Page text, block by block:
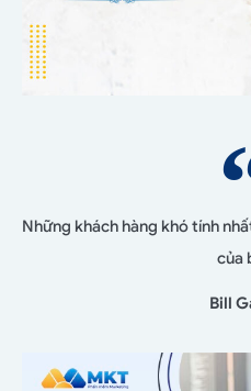
Những khách hàng khó tính
của
Bill